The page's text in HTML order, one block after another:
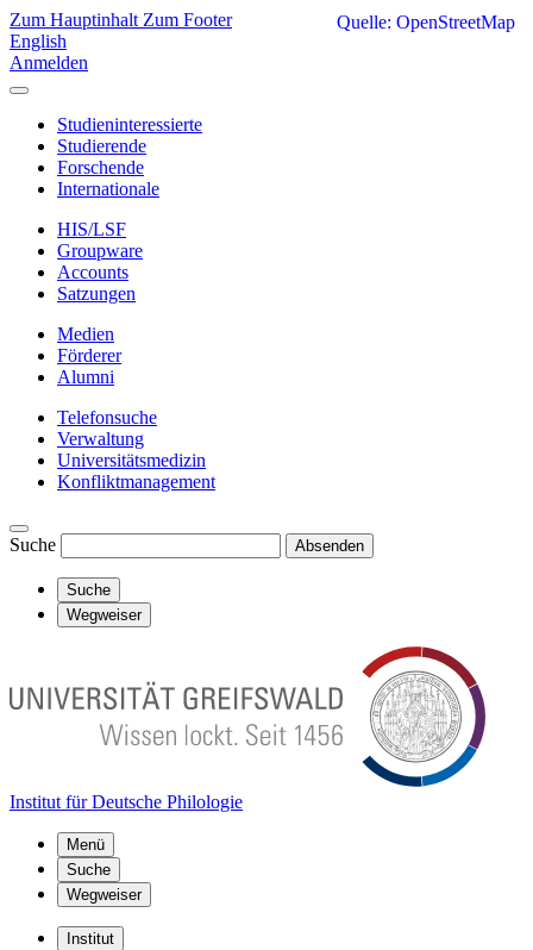
Zum Hauptinhalt Zum Footer
English
Anmelden
Studieninteressierte
Studierende
Forschende
Internationale
HIS/LSF
Groupware
Accounts
Satzungen
Medien
Förderer
Alumni
Telefonsuche
Verwaltung
Universitätsmedizin
Konfliktmanagement
Suche Absenden
Suche
Wegweiser
Institut für Deutsche Philologie
Menü
Suche
Wegweiser
Institut
Quelle: OpenStreetMap